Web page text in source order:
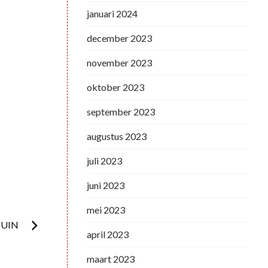
januari 2024
december 2023
november 2023
oktober 2023
september 2023
augustus 2023
juli 2023
juni 2023
mei 2023
april 2023
maart 2023